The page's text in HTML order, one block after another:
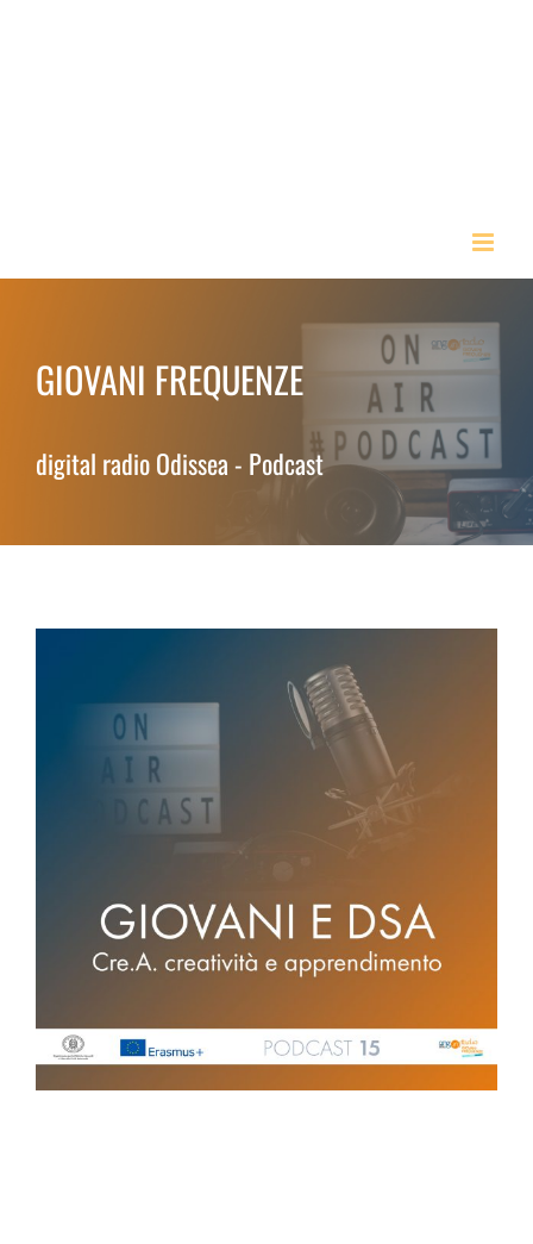
GIOVANI FREQUENZE
digital radio Odissea - Podcast